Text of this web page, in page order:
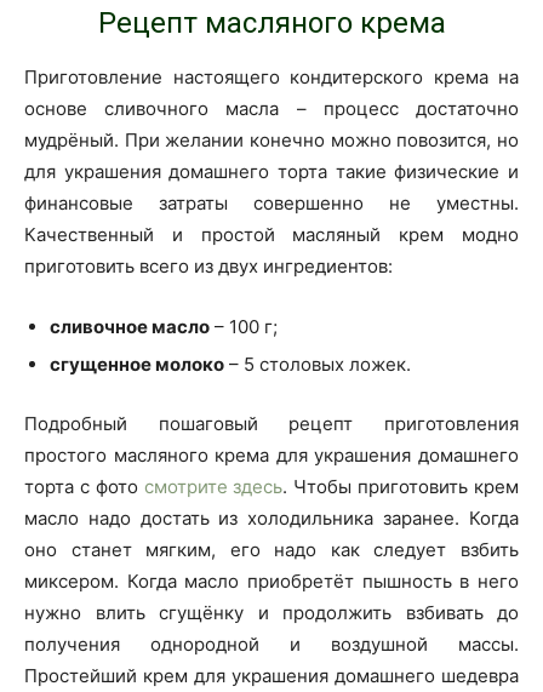
Рецепт масляного крема
Приготовление настоящего кондитерского крема на
основе сливочного масла – процесс достаточно
мудрёный. При желании конечно можно повозится, но
для украшения домашнего торта такие физические и
финансовые затраты совершенно не уместны.
Качественный и простой масляный крем модно
приготовить всего из двух ингредиентов:
сливочное масло – 100 г;
сгущенное молоко – 5 столовых ложек.
Подробный пошаговый рецепт приготовления
простого масляного крема для украшения домашнего
торта с фото смотрите здесь. Чтобы приготовить крем
масло надо достать из холодильника заранее. Когда
оно станет мягким, его надо как следует взбить
миксером. Когда масло приобретёт пышность в него
нужно влить сгущёнку и продолжить взбивать до
получения однородной и воздушной массы.
Простейший крем для украшения домашнего шедевра